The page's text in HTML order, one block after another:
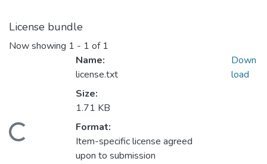
License bundle
Now showing 1 - 1 of 1
Loading...
Name:
license.txt
Size:
1.71 KB
Format:
Item-specific license agreed
upon to submission
Down
load